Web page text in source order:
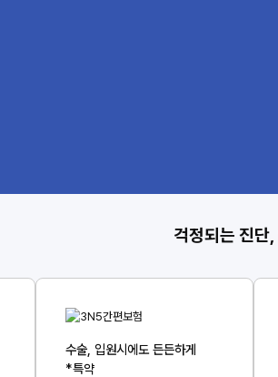
걱정되는 진단
수술, 입원시에도 든든하게
*특약